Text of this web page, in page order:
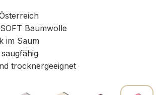
Baumwolle
im Saum
trocknergeeignet